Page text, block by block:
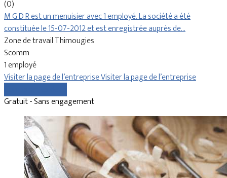
(0)
M G D R est un menuisier avec 1 employé. La société a été
constituée le 15-07-2012 et est enregistrée auprès de…
Zone de travail Thimougies
Scomm
1 employé
Visiter la page de l’entrepriseVisiter la page de l’entreprise
Gratuit - Sans engagement